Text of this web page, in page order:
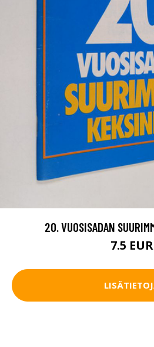
20. VUOSISADAN
7.5 EUR